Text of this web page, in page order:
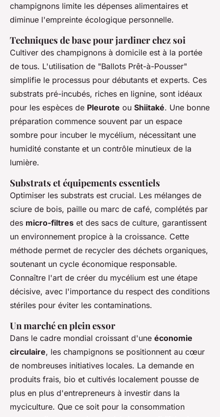
champignons limite les dépenses alimentaires et
diminue l'empreinte écologique personnelle.
Techniques de base pour jardiner chez soi
Cultiver des champignons à domicile est à la portée
de tous. L'utilisation de "Ballots Prêt-à-Pousser"
simplifie le processus pour débutants et experts. Ces
substrats pré-incubés, riches en lignine, sont idéaux
pour les espèces de Pleurote ou Shiitaké. Une bonne
préparation commence souvent par un espace
sombre pour incuber le mycélium, nécessitant une
humidité constante et un contrôle minutieux de la
lumière.
Substrats et équipements essentiels
Optimiser les substrats est crucial. Les mélanges de
sciure de bois, paille ou marc de café, complétés par
des micro-filtres et des sacs de culture, garantissent
un environnement propice à la croissance. Cette
méthode permet de recycler des déchets organiques,
soutenant un cycle économique responsable.
Connaître l'art de créer du mycélium est une étape
décisive, avec l'importance du respect des conditions
stériles pour éviter les contaminations.
Un marché en plein essor
Dans le cadre mondial croissant d'une économie
circulaire, les champignons se positionnent au cœur
de nombreuses initiatives locales. La demande en
produits frais, bio et cultivés localement pousse de
plus en plus d'entrepreneurs à investir dans la
myciculture. Que ce soit pour la consommation